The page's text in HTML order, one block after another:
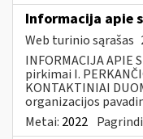
Informacija apie
Web turinio sąrašas
INFORMACIJA APIE
pirkimai I.
KONTAKTINIAI
organizacijos
Metai: 2022